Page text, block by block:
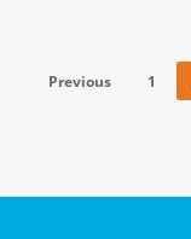
Previous 1